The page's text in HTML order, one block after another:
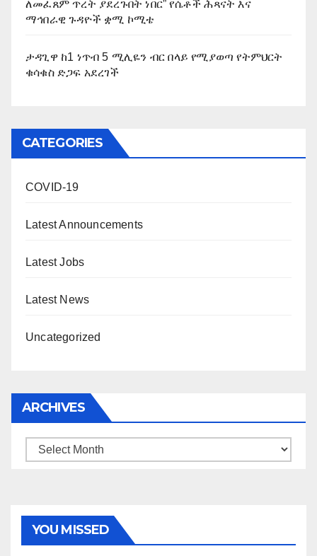
ለመፈጸም ጥረት ያደረጉበት ነበር” የሴቶች ሕጻናት እና
ማኅበራዊ ጉዳዮች ቋሚ ኮሚቴ
ታዳጊዋ ከ1 ነጥብ 5 ሚሊዬን ብር በላይ የሚያወጣ የትምህርት
ቁሳቁስ ድጋፍ አደረገች
CATEGORIES
COVID-19
Latest Announcements
Latest Jobs
Latest News
Uncategorized
ARCHIVES
Archives
YOU MISSED